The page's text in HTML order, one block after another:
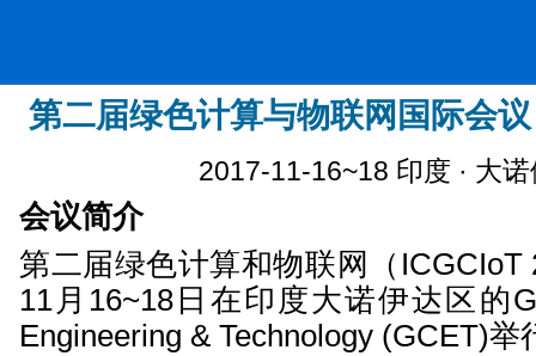
第二届绿色计算与物联网国际会
2017-11-16~18 印度 · 大
会议简介
第二届绿色计算和物联网（ICGCIoT
11月16~18日在印度大诺伊达区的
Engineering & Technology (GCET)举